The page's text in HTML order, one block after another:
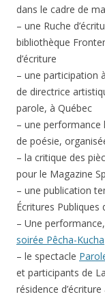
dans le cadre de
– une Ruche
bibliothèque
d’écriture
– une participation
de directrice
parole, à Québec
– une performance
de poésie,
– la critique des
pour le Magazine
– une publication
Écritures Publiques
– Une
soirée Pêcha-Kucha
– le spectacle
et participants de
résidence